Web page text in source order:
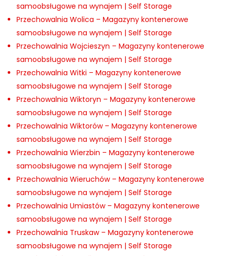
samoobsługowe na wynajem | Self Storage
Przechowalnia Wolica – Magazyny kontenerowe
samoobsługowe na wynajem | Self Storage
Przechowalnia Wojcieszyn – Magazyny kontenerowe
samoobsługowe na wynajem | Self Storage
Przechowalnia Witki – Magazyny kontenerowe
samoobsługowe na wynajem | Self Storage
Przechowalnia Wiktoryn – Magazyny kontenerowe
samoobsługowe na wynajem | Self Storage
Przechowalnia Wiktorów – Magazyny kontenerowe
samoobsługowe na wynajem | Self Storage
Przechowalnia Wierzbin – Magazyny kontenerowe
samoobsługowe na wynajem | Self Storage
Przechowalnia Wieruchów – Magazyny kontenerowe
samoobsługowe na wynajem | Self Storage
Przechowalnia Umiastów – Magazyny kontenerowe
samoobsługowe na wynajem | Self Storage
Przechowalnia Truskaw – Magazyny kontenerowe
samoobsługowe na wynajem | Self Storage